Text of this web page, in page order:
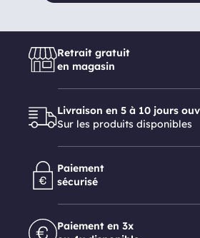
Retrait gratuit
en magasin
Livraison en 5 à 10 jours
Sur les produits disponibles
Paiement
sécurisé
Paiement en 3x